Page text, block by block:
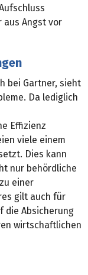
aus Angst vor
bei Gartner, sieht
Da lediglich
Effizienz
viele einem
Dies kann
nur behördliche
einer
gilt auch für
die Absicherung
wirtschaftlichen